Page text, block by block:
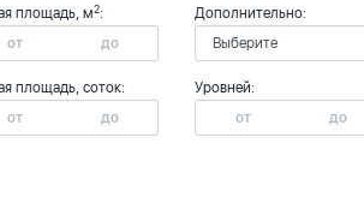
площадь, м2:
площадь, соток:
Дополнительно:
Уровней: